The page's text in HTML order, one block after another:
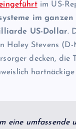
im US-
im
US-Dollar.
Haley Stevens
decken, die
eine